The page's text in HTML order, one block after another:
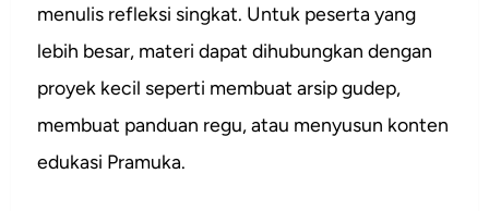
menulis refleksi singkat. Untuk peserta yang
lebih besar, materi dapat dihubungkan dengan
proyek kecil seperti membuat arsip gudep,
membuat panduan regu, atau menyusun konten
edukasi Pramuka.